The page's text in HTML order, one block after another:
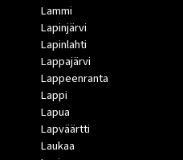
Lammi
Lapinjärvi
Lapinlahti
Lappajärvi
Lappeenranta
Lappi
Lapua
Lapväärtti
Laukaa